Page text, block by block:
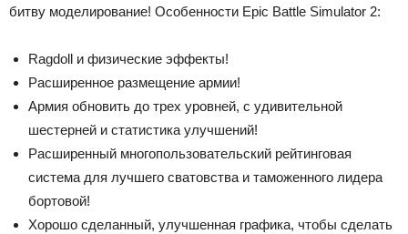
битву моделирование! Особенности Epic Battle Simulator 2:
Ragdoll и физические эффекты!
Расширенное размещение армии!
Армия обновить до трех уровней, с удивительной
шестерней и статистика улучшений!
Расширенный многопользовательский рейтинговая
система для лучшего сватовства и таможенного лидера
бортовой!
Хорошо сделанный, улучшенная графика, чтобы сделать